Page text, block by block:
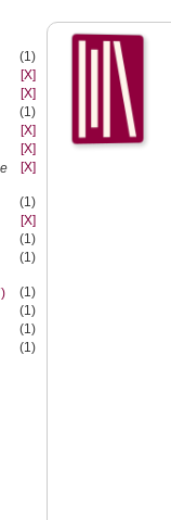
(1)
[X]
[X]
(1)
[X]
[X]
[X]
(1)
[X]
(1)
(1)
(1)
(1)
(1)
(1)